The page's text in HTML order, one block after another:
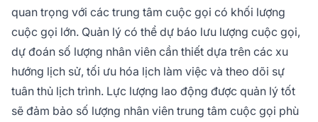
quan trọng với các trung tâm cuộc gọi có khối lượng
cuộc gọi lớn. Quản lý có thể dự báo lưu lượng cuộc gọi,
dự đoán số lượng nhân viên cần thiết dựa trên các xu
hướng lịch sử, tối ưu hóa lịch làm việc và theo dõi sự
tuân thủ lịch trình. Lực lượng lao động được quản lý tốt
sẽ đảm bảo số lượng nhân viên trung tâm cuộc gọi phù